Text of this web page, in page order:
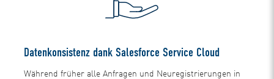
Datenkonsistenz dank Salesforce Service Cloud
Während früher alle Anfragen und Neuregistrierungen in